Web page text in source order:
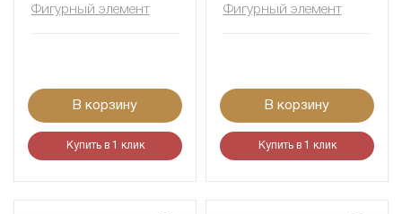
Фигурный элемент
В корзину
Купить в 1 клик
Фигурный элемент
В корзину
Купить в 1 клик